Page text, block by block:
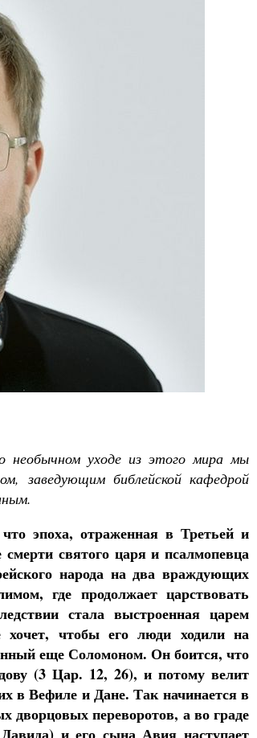
необычном уходе из этого мира мы
заведующим библейской кафедрой
эпоха, отраженная в Третьей и
святого царя и псалмопевца
народа на два враждующих
где продолжает царствовать
стала выстроенная царем
чтобы его люди ходили на
еще Соломоном. Он боится, что
(3 Цар. 12, 26), и потому велит
в Вефиле и Дане. Так начинается в
переворотов, а во граде